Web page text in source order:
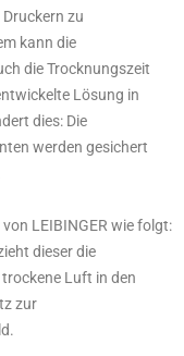
zu
kann die
die Trocknungszeit
Lösung in
dies: Die
werden gesichert
LEIBINGER wie folgt:
dieser die
Luft in den
zur